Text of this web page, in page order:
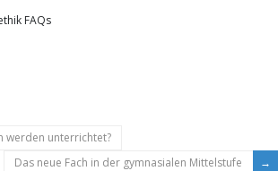
FAQs
werden unterrichtet?
Das neue Fach in der gymnasialen Mittelstufe